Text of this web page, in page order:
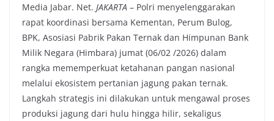
c
e
b
o
o
k
i
t
t
e
r
a
t
s
A
p
p
p
y
L
i
n
k
Media Jabar. Net. JAKARTA – Polri menyelenggarakan
rapat koordinasi bersama Kementan, Perum Bulog,
BPK, Asosiasi Pabrik Pakan Ternak dan Himpunan Bank
Milik Negara (Himbara) jumat (06/02 /2026) dalam
rangka mememperkuat ketahanan pangan nasional
melalui ekosistem pertanian jagung pakan ternak.
Langkah strategis ini dilakukan untuk mengawal proses
produksi jagung dari hulu hingga hilir, sekaligus